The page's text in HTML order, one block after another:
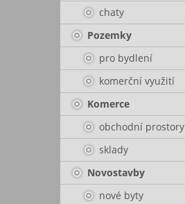
chaty
Pozemky
pro bydlení
komerční využití
Komerce
obchodní prostory
sklady
Novostavby
nové byty